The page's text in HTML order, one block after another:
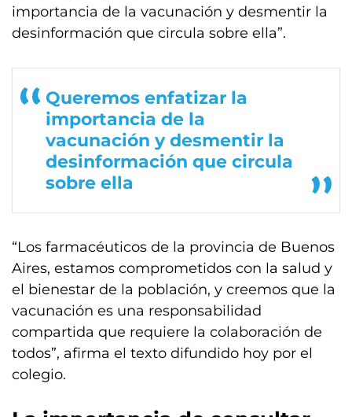
importancia de la vacunación y desmentir la
desinformación que circula sobre ella”.
Queremos enfatizar la
importancia de la
vacunación y desmentir la
desinformación que circula
sobre ella
“Los farmacéuticos de la provincia de Buenos
Aires, estamos comprometidos con la salud y
el bienestar de la población, y creemos que la
vacunación es una responsabilidad
compartida que requiere la colaboración de
todos”, afirma el texto difundido hoy por el
colegio.